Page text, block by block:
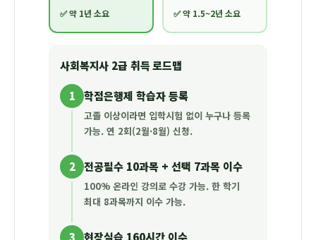
✅ 약 1년 소요 ✅ 약 1.5~2년 소요
사회복지사 2급 취득 로드맵
1 학점은행제 학습자 등록
고졸 이상이라면 입학시험 없이 누구나 등록
가능. 연 2회(2월·8월) 신청.
2 전공필수 10과목 + 선택 7과목 이수
100% 온라인 강의로 수강 가능. 한 학기
최대 8과목까지 이수 가능.
3 현장실습 160시간 이수